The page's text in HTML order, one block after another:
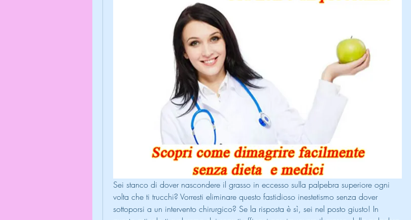
Sei stanco di dover nascondere il grasso in eccesso sulla palpebra superiore ogni
volta che ti trucchi? Vorresti eliminare questo fastidioso inestetismo senza dover
sottoporsi a un intervento chirurgico? Se la risposta è sì, sei nel posto giusto! In